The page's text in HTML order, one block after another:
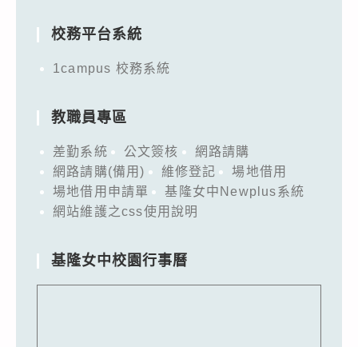
校務平台系統
1campus 校務系統
教職員專區
差勤系統 公文簽核
網路請購
網路請購(備用)
維修登記
場地借用
場地借用申請單
基隆女中Newplus系統
網站維護之css使用說明
基隆女中校園行事曆